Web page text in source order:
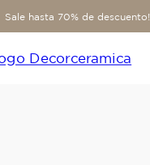
Sale hasta 70% de descuento!